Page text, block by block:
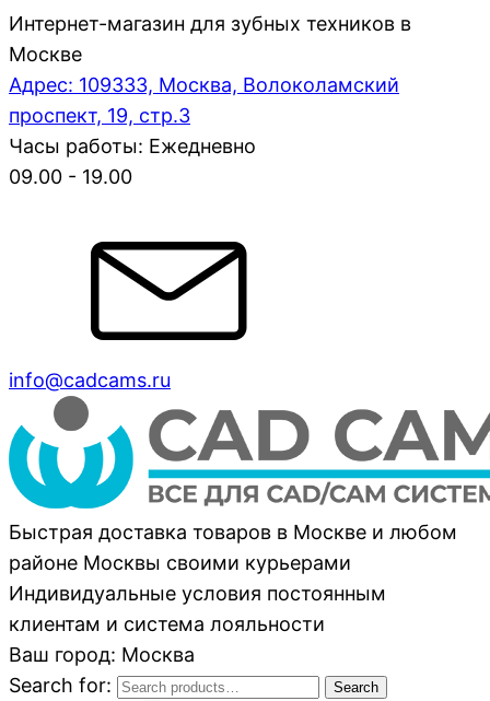
Интернет-магазин для зубных техников в
Москве
Адрес: 109333, Москва, Волоколамский
проспект, 19, стр.3
Часы работы: Ежедневно
09.00 - 19.00
info@cadcams.ru
Быстрая доставка товаров в Москве и любом
районе Москвы своими курьерами
Индивидуальные условия постоянным
клиентам и система лояльности
Ваш город: Москва
Search for:
Search